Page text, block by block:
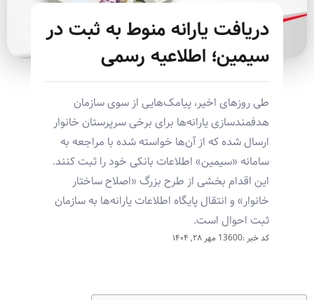
دریافت یارانه منوط به ثبت در
سیمین؛ اطلاعیه رسمی
طی روزهای اخیر، پیامک‌هایی از سوی سازمان
هدفمندسازی یارانه‌ها برای برخی سرپرستان خانوار
ارسال شده که از آن‌ها خواسته شده با مراجعه به
سامانه «سیمین» اطلاعات بانکی خود را ثبت کنند.
این اقدام بخشی از طرح بزرگ «اصلاح ساختار
خانوار» و انتقال پایگاه اطلاعات یارانه‌ها به سازمان
ثبت احوال است.
کد خبر :13600 مهر ۲۸, ۱۴۰۴